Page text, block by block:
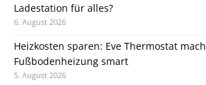
Ladestation für alles?
6. August 2026
Heizkosten sparen: Eve Thermostat
Fußbodenheizung smart
5. August 2026